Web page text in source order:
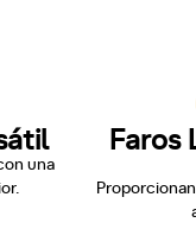
una
Faros